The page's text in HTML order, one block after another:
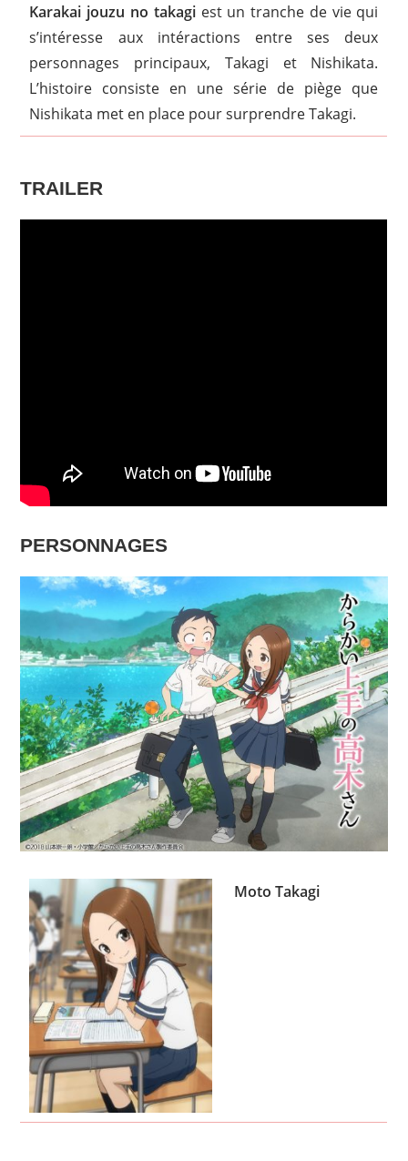
Karakai jouzu no takagiest un tranche de vie qui
s’intéresse aux intéractions entre ses deux
personnages principaux, Takagi et Nishikata.
L’histoire consiste en une série de piège que
Nishikata met en place pour surprendre Takagi.
TRAILER
PERSONNAGES
Moto Takagi